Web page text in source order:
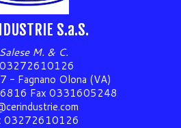
S.a.S.
Salese M. & C.
03272610126
- Fagnano Olona (VA)
Fax 0331605248
03272610126